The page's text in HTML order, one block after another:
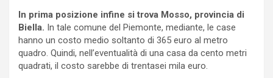
In prima posizione infine si trova Mosso, provincia di
Biella. In tale comune del Piemonte, mediante, le case
hanno un costo medio soltanto di 365 euro al metro
quadro. Quindi, nell’eventualità di una casa da cento metri
quadrati, il costo sarebbe di trentasei mila euro.